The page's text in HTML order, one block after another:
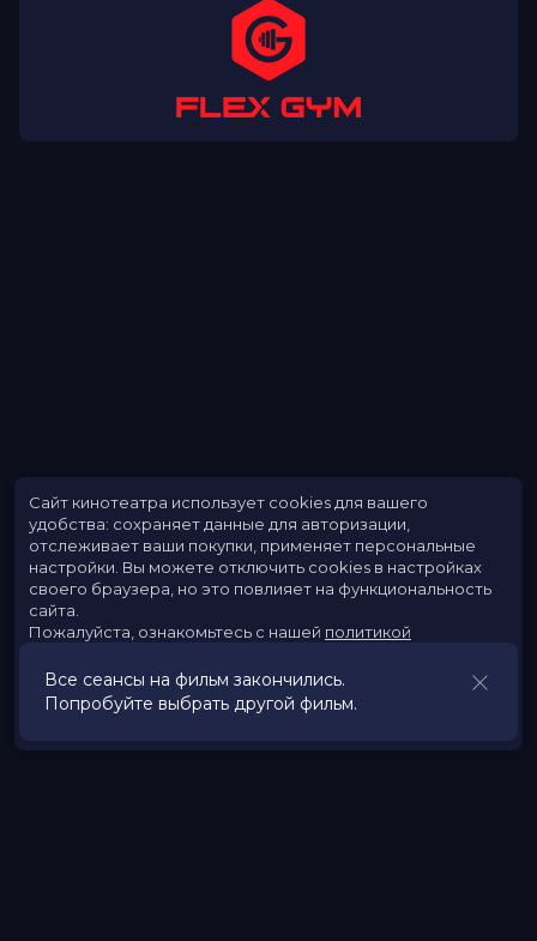
Все сеансы на фильм закончились.
Попробуйте выбрать другой фильм.
Сайт кинотеатра использует cookies для вашего
удобства: сохраняет данные для авторизации,
отслеживает ваши покупки, применяет персональные
настройки. Вы можете отключить cookies в настройках
своего браузера, но это повлияет на функциональность
сайта.
Пожалуйста, ознакомьтесь с нашей политикой
Принять